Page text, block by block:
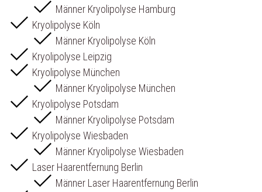
Männer Kryolipolyse Hamburg
Kryolipolyse Köln
Männer Kryolipolyse Köln
Kryolipolyse Leipzig
Kryolipolyse München
Männer Kryolipolyse München
Kryolipolyse Potsdam
Männer Kryolipolyse Potsdam
Kryolipolyse Wiesbaden
Männer Kryolipolyse Wiesbaden
Laser Haarentfernung Berlin
Männer Laser Haarentfernung Berlin